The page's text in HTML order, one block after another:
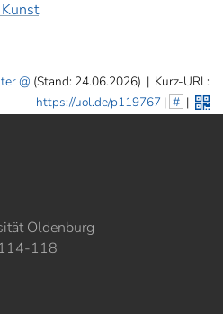
(Stand: 24.06.2026) | Kurz-URL:
https://uol.de/p119767 | # |
Oldenburg
118